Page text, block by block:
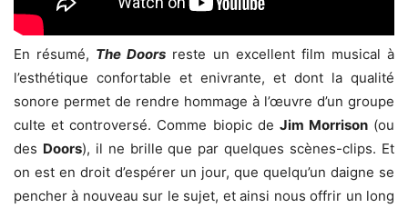
En résumé, The Doors reste un excellent film musical à
l’esthétique confortable et enivrante, et dont la qualité
sonore permet de rendre hommage à l’œuvre d’un groupe
culte et controversé. Comme biopic de Jim Morrison(ou
des Doors), il ne brille que par quelques scènes-clips. Et
on est en droit d’espérer un jour, que quelqu’un daigne se
pencher à nouveau sur le sujet, et ainsi nous offrir un long